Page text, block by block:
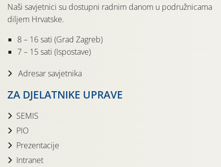
Naši savjetnici su dostupni radnim danom u podružnicama
diljem Hrvatske.
8 – 16 sati (Grad Zagreb)
7 – 15 sati (Ispostave)
Adresar savjetnika
ZA DJELATNIKE UPRAVE
SEMIS
PIO
Prezentacije
Intranet